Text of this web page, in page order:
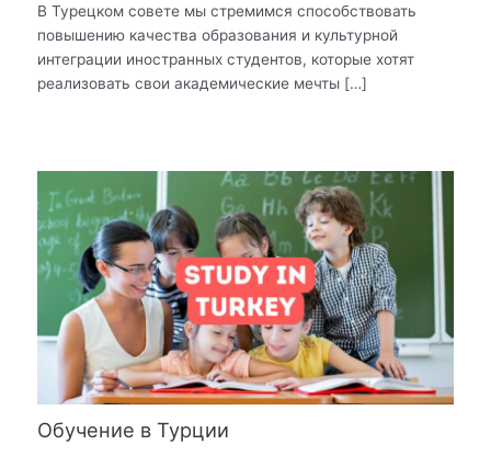
В Турецком совете мы стремимся способствовать
повышению качества образования и культурной
интеграции иностранных студентов, которые хотят
реализовать свои академические мечты […]
Обучение в Турции